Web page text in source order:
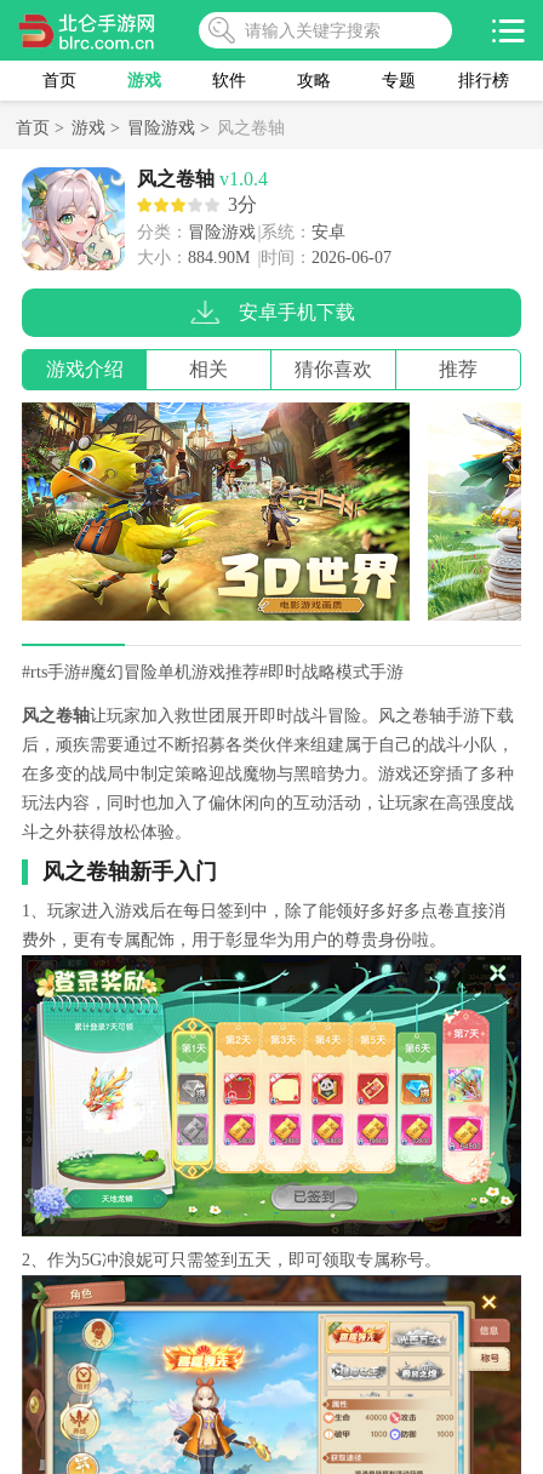
首页 游戏 软件 攻略 专题 排行榜
首页 > 游戏 > 冒险游戏 > 风之卷轴
风之卷轴 v1.0.4
3分
分类： 冒险游戏 系统： 安卓
大小： 884.90M 时间： 2026-06-07
安卓手机下载
游戏介绍 相关 猜你喜欢 推荐
#rts手游#魔幻冒险单机游戏推荐#即时战略模式手游
风之卷轴让玩家加入救世团展开即时战斗冒险。风之卷轴手游下载
后，顽疾需要通过不断招募各类伙伴来组建属于自己的战斗小队，
在多变的战局中制定策略迎战魔物与黑暗势力。游戏还穿插了多种
玩法内容，同时也加入了偏休闲向的互动活动，让玩家在高强度战
斗之外获得放松体验。
风之卷轴新手入门
1、玩家进入游戏后在每日签到中，除了能领好多好多点卷直接消
费外，更有专属配饰，用于彰显华为用户的尊贵身份啦。
2、作为5G冲浪妮可只需签到五天，即可领取专属称号。